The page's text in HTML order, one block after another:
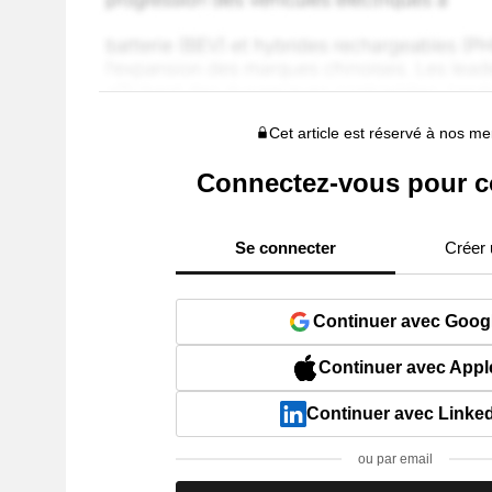
Cet article est réservé à nos
Connectez-vous pour
Se connecter Créer
Continuer avec
Continuer avec
Continuer avec
ou par email